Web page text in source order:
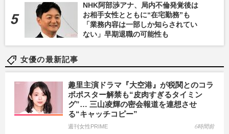
NHK阿部渉アナ、局内不倫発覚後は
お相手女性とともに“在宅勤務”も
「業務内容は一部しか知らされてい
ない」早期退職の可能性も
女優の最新記事
趣里主演ドラマ『大空港』が税関とのコラ
ボポスター解禁も“皮肉すぎるタイミン
グ”… 三山凌輝の密会報道を連想させ
る“キャッチコピー”
週刊女性PRIME 6時間前